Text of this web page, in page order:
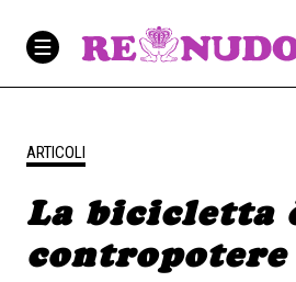
ARTICOLI
La bicicletta
contropotere